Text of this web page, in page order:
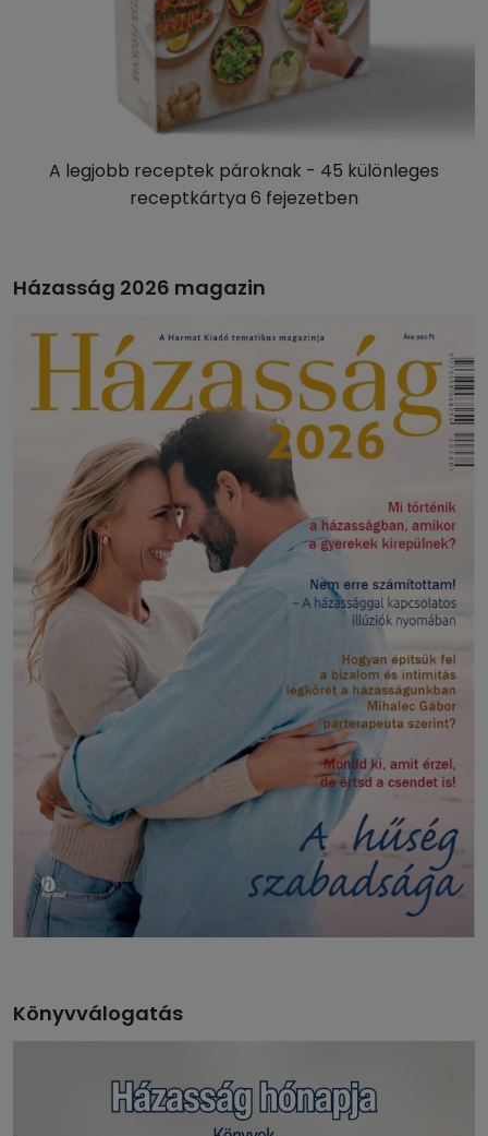
A legjobb receptek pároknak - 45 különleges
receptkártya 6 fejezetben
Házasság 2026 magazin
Könyvválogatás